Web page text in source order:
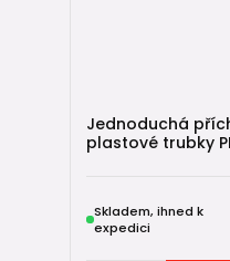
Jednoduchá
plastové trubky
Skladem, ihned k
expedici